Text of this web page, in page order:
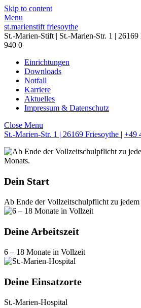
Skip to content
Menu
st.marienstift friesoythe
St.-Marien-Stift | St.-Marien-Str. 1 | 26169
940 0
Einrichtungen
Downloads
Notfall
Karriere
Aktuelles
Impressum & Datenschutz
Close Menu
St.-Marien-Str. 1 | 26169 Friesoythe | +49
Dein Start
Ab Ende der Vollzeitschulpflicht zu
Deine Arbeitszeit
6 – 18 Monate in Vollzeit
Deine Einsatzorte
St.-Marien-Hospital